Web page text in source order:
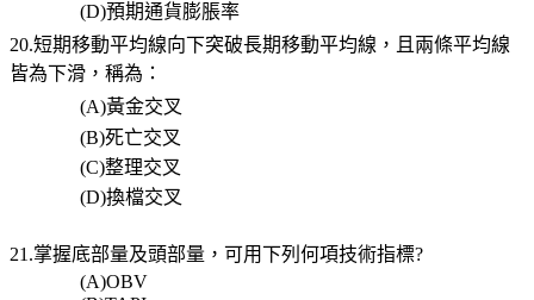
(D)預期通貨膨脹率
20.短期移動平均線向下突破長期移動平均線，且兩條平均線
皆為下滑，稱為：
(A)黃金交叉
(B)死亡交叉
(C)整理交叉
(D)換檔交叉
21.掌握底部量及頭部量，可用下列何項技術指標?
(A)OBV